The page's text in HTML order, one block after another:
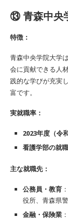
⑬ 青森中央
特徴：
青森中央学院大学
会に貢献できる人
践的な学びが充実
富です。
実就職率：
2023年度（令
看護学部の就
主な就職先：
公務員・教育
役所、青森県
金融・保険業